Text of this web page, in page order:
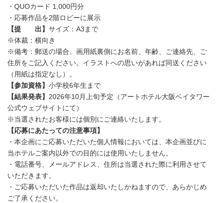
・QUOカード 1,000円分
・応募作品を2階ロビーに展示
【提 出】 サイズ：A3まで
※体裁：横向き
※備考：郵送の場合、画用紙裏側にお名前、年齢、ご連絡先、ご
住所をご記入ください。イラストへの思いがあれば同送ください
（用紙は指定なし）。
【参加資格】 小学校6年生まで
【結果発表】 2026年10月上旬予定（アートホテル大阪ベイタワー
公式ウェブサイトにて）
※当選されたお客様には個別にご連絡いたします。
【応募にあたっての注意事項】
・本企画にご応募いただいた個人情報においては、本企画並びに
当ホテルご案内以外での目的には使用いたしません。
・電話番号、メールアドレス、住所は当選された際に利用させて
いただきます。
・ご応募いただいた作品は返却いたしかねますので、あらかじめ
ご了承ください。